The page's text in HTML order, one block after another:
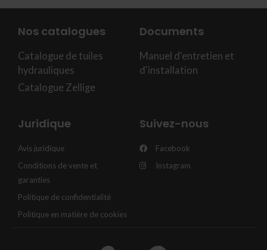
Nos catalogues
Catalogue de tuiles
hydrauliques
Catalogue Zellige
Documents
Manuel d'entretien et
d'installation
Juridique
Avis juridique
Conditions de vente et
garanties
Politique de confidentialité
Politique en matière de cookies
Suivez-nous
Facebook
Instagram